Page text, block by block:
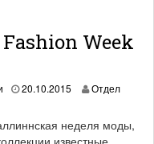
Week
20.10.2015
0
Отдел
неделя моды,